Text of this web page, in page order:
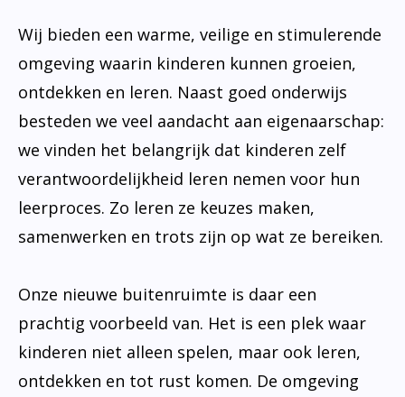
Wij bieden een warme, veilige en stimulerende
omgeving waarin kinderen kunnen groeien,
ontdekken en leren. Naast goed onderwijs
besteden we veel aandacht aan eigenaarschap:
we vinden het belangrijk dat kinderen zelf
verantwoordelijkheid leren nemen voor hun
leerproces. Zo leren ze keuzes maken,
samenwerken en trots zijn op wat ze bereiken.
Onze nieuwe buitenruimte is daar een
prachtig voorbeeld van. Het is een plek waar
kinderen niet alleen spelen, maar ook leren,
ontdekken en tot rust komen. De omgeving